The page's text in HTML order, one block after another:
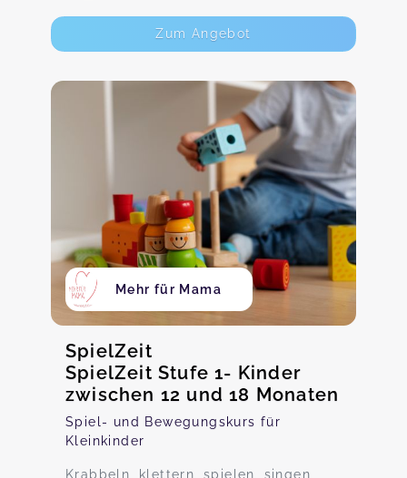
Zum Angebot
Mehr für Mama
SpielZeit
SpielZeit Stufe 1- Kinder
zwischen 12 und 18 Monaten
Spiel- und Bewegungskurs für
Kleinkinder
Krabbeln, klettern, spielen, singen,